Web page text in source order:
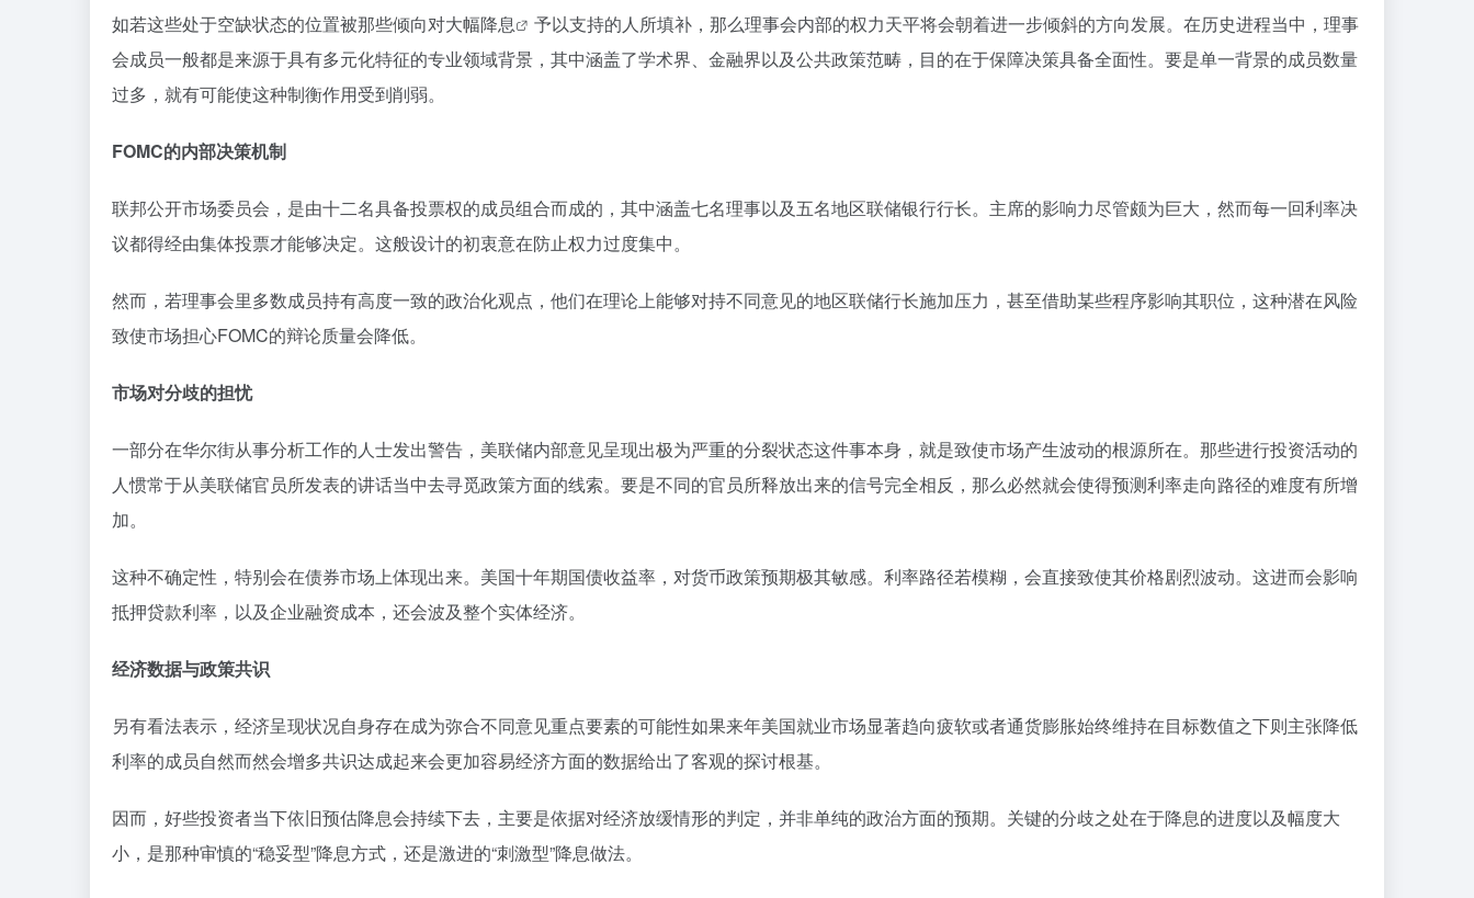
如若这些处于空缺状态的位置被那些倾向对大幅降息
予以支持的人所填补，那么理事会内部的权力天平将会朝着进一步倾斜的方向发展。在历史进程当中，理事
会成员一般都是来源于具有多元化特征的专业领域背景，其中涵盖了学术界、金融界以及公共政策范畴，目的在于保障决策具备全面性。要是单一背景的成员数量
过多，就有可能使这种制衡作用受到削弱。
FOMC的内部决策机制
联邦公开市场委员会，是由十二名具备投票权的成员组合而成的，其中涵盖七名理事以及五名地区联储银行行长。主席的影响力尽管颇为巨大，然而每一回利率决
议都得经由集体投票才能够决定。这般设计的初衷意在防止权力过度集中。
然而，若理事会里多数成员持有高度一致的政治化观点，他们在理论上能够对持不同意见的地区联储行长施加压力，甚至借助某些程序影响其职位，这种潜在风险
致使市场担心FOMC的辩论质量会降低。
市场对分歧的担忧
一部分在华尔街从事分析工作的人士发出警告，美联储内部意见呈现出极为严重的分裂状态这件事本身，就是致使市场产生波动的根源所在。那些进行投资活动的
人惯常于从美联储官员所发表的讲话当中去寻觅政策方面的线索。要是不同的官员所释放出来的信号完全相反，那么必然就会使得预测利率走向路径的难度有所增
加。
这种不确定性，特别会在债券市场上体现出来。美国十年期国债收益率，对货币政策预期极其敏感。利率路径若模糊，会直接致使其价格剧烈波动。这进而会影响
抵押贷款利率，以及企业融资成本，还会波及整个实体经济。
经济数据与政策共识
另有看法表示，经济呈现状况自身存在成为弥合不同意见重点要素的可能性如果来年美国就业市场显著趋向疲软或者通货膨胀始终维持在目标数值之下则主张降低
利率的成员自然而然会增多共识达成起来会更加容易经济方面的数据给出了客观的探讨根基。
因而，好些投资者当下依旧预估降息会持续下去，主要是依据对经济放缓情形的判定，并非单纯的政治方面的预期。关键的分歧之处在于降息的进度以及幅度大
小，是那种审慎的“稳妥型”降息方式，还是激进的“刺激型”降息做法。